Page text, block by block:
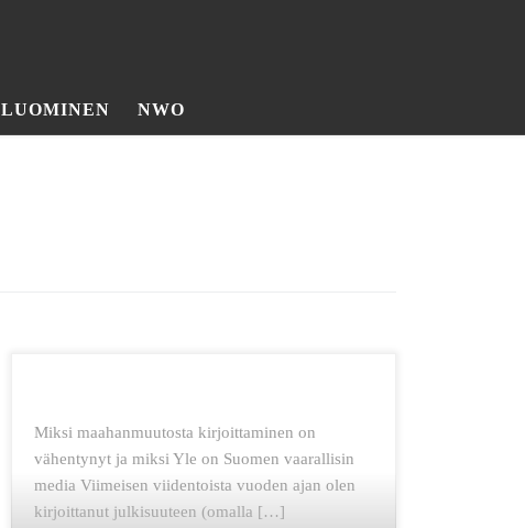
LUOMINEN NWO
Miksi maahanmuutosta kirjoittaminen on
vähentynyt ja miksi Yle on Suomen vaarallisin
media Viimeisen viidentoista vuoden ajan olen
kirjoittanut julkisuuteen (omalla […]